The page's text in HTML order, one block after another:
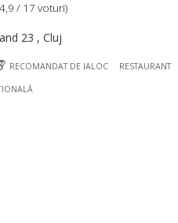
/ 17 voturi)
23 , Cluj
RECOMANDAT DE IALOC RESTAURANT